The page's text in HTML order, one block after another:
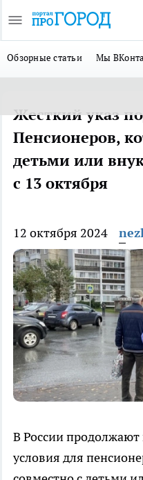
Обзорные статьи Мы
Жесткий указ
Пенсионеров,
детьми или
с 13 октября
12 октября 2024
В России продолжают
условия для